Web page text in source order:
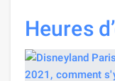
Heures